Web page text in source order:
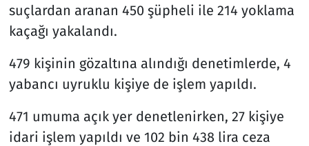
suçlardan aranan 450 şüpheli ile 214 yoklama
kaçağı yakalandı.
479 kişinin gözaltına alındığı denetimlerde, 4
yabancı uyruklu kişiye de işlem yapıldı.
471 umuma açık yer denetlenirken, 27 kişiye
idari işlem yapıldı ve 102 bin 438 lira ceza